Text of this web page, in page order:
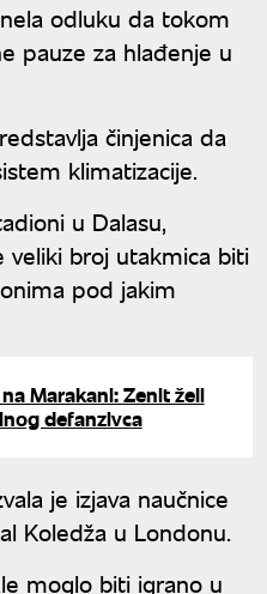
odluku da tokom
pauze za hlađenje u
činjenica da
klimatizacije.
u Dalasu,
veliki broj utakmica biti
pod jakim
Marakani: Zenit želi
defanzivca
je izjava naučnice
Koledža u Londonu.
moglo biti igrano u